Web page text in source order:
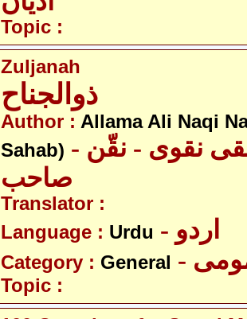
Topic :
Zuljanah
ذوالجناح
Author : Allama Ali Naqi
Sahab) - علامہ علی نقی نقوی - نقّن
صاحب
Translator :
Language : Urdu - اردو
Category : General
Topic :